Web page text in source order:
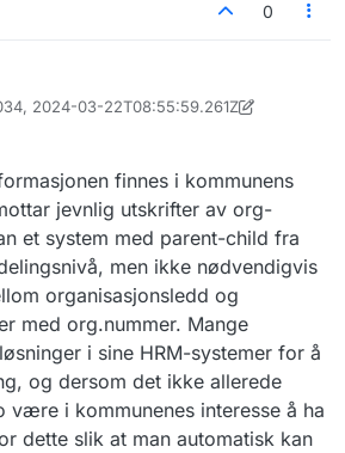
0
2024-03-22T08:55:59.261Z
finnes i kommunens
jevnlig utskrifter av org-
et system med parent-child fra
men ikke nødvendigvis
organisasjonsledd og
med org.nummer. Mange
i sine HRM-systemer for å
og dersom det ikke allerede
være i kommunenes interesse å ha
dette slik at man automatisk kan